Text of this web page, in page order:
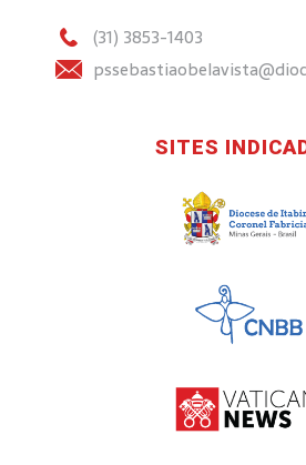
(31) 3853-1403
SITES